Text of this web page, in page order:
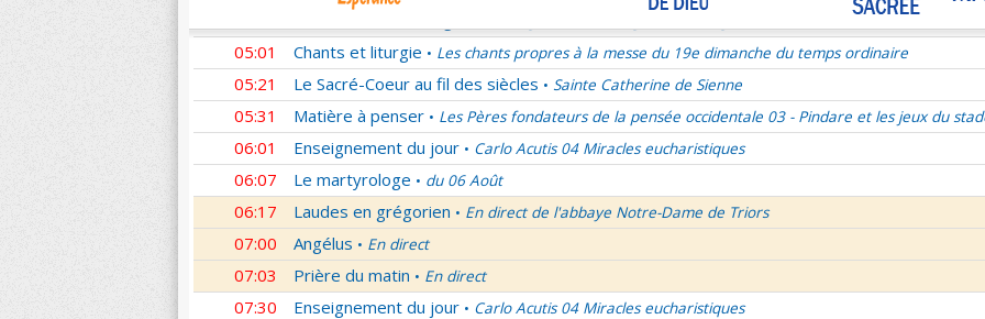
05:01 Chants et liturgie • Les chants propres à la messe du 19e dimanche du temps ordinaire
05:21 Le Sacré-Coeur au fil des siècles • Sainte Catherine de Sienne
05:31 Matière à penser • Les Pères fondateurs de la pensée occidentale 03 - Pindare et les jeux du
06:01 Enseignement du jour • Carlo Acutis 04 Miracles eucharistiques
06:07 Le martyrologe • du 06 Août
06:17 Laudes en grégorien • En direct de l'abbaye Notre-Dame de Triors
07:00 Angélus • En direct
07:03 Prière du matin • En direct
07:30 Enseignement du jour • Carlo Acutis 04 Miracles eucharistiques